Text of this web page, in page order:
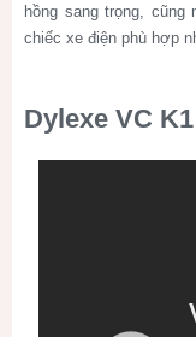
hồng sang trọng,
chiếc xe điện phù hợp
Dylexe VC